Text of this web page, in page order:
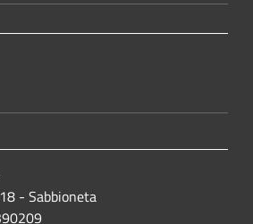
- Sabbioneta